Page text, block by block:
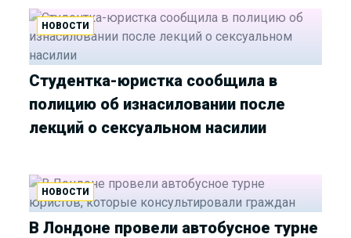
НОВОСТИ
Студентка-юристка сообщила в
полицию об изнасиловании после
лекций о сексуальном насилии
НОВОСТИ
В Лондоне провели автобусное турне